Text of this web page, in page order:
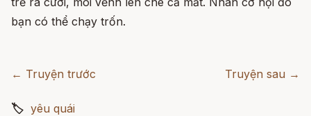
bạn có thể chạy trốn.
← Truyện trước Truyện sau →
🏷 yêu quái